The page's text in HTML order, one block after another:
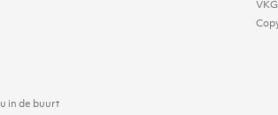
in de buurt